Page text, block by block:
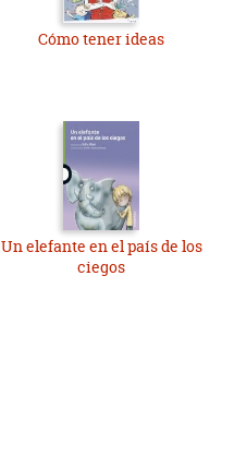
Cómo tener ideas
Un elefante en el país de los
ciegos